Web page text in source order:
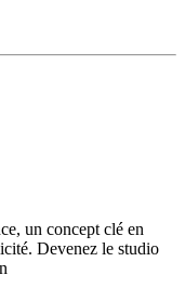
un concept clé en
Devenez le studio